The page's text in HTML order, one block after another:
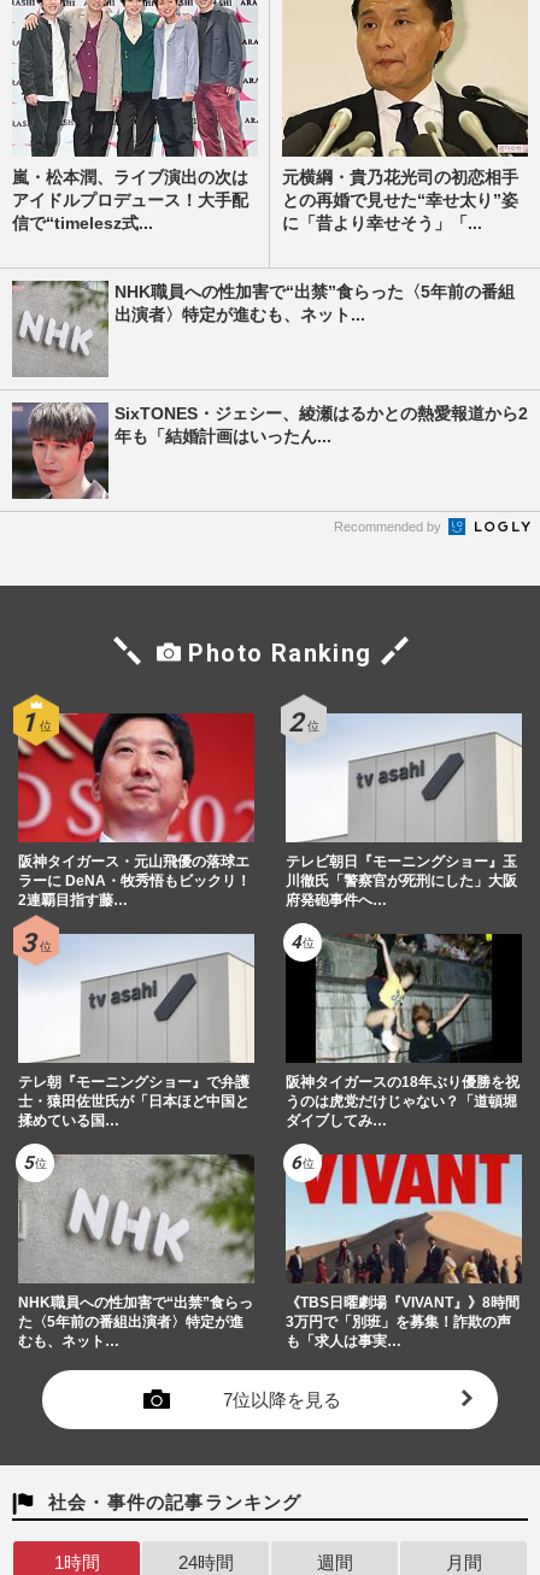
嵐・松本潤、ライブ演出の次は
アイドルプロデュース！大手配
信で“timelesz式...
元横綱・貴乃花光司の初恋相手
との再婚で見せた“幸せ太り”姿
に「昔より幸せそう」「...
NHK職員への性加害で“出禁”食らった〈5年前の番組
出演者〉特定が進むも、ネット...
SixTONES・ジェシー、綾瀬はるかとの熱愛報道から2
年も「結婚計画はいったん...
Recommended by
Photo Ranking
阪神タイガース・元山飛優の落球エ
ラーに DeNA・牧秀悟もビックリ！
2連覇目指す藤…
テレビ朝日『モーニングショー』玉
川徹氏「警察官が死刑にした」大阪
府発砲事件へ…
テレ朝『モーニングショー』で弁護
士・猿田佐世氏が「日本ほど中国と
揉めている国…
阪神タイガースの18年ぶり優勝を祝
うのは虎党だけじゃない？「道頓堀
ダイブしてみ…
NHK職員への性加害で“出禁”食らっ
た〈5年前の番組出演者〉特定が進
むも、ネット…
《TBS日曜劇場『VIVANT』》8時間
3万円で「別班」を募集！詐欺の声
も「求人は事実…
7位以降を見る
社会・事件の記事ランキング
1時間 24時間 週間 月間